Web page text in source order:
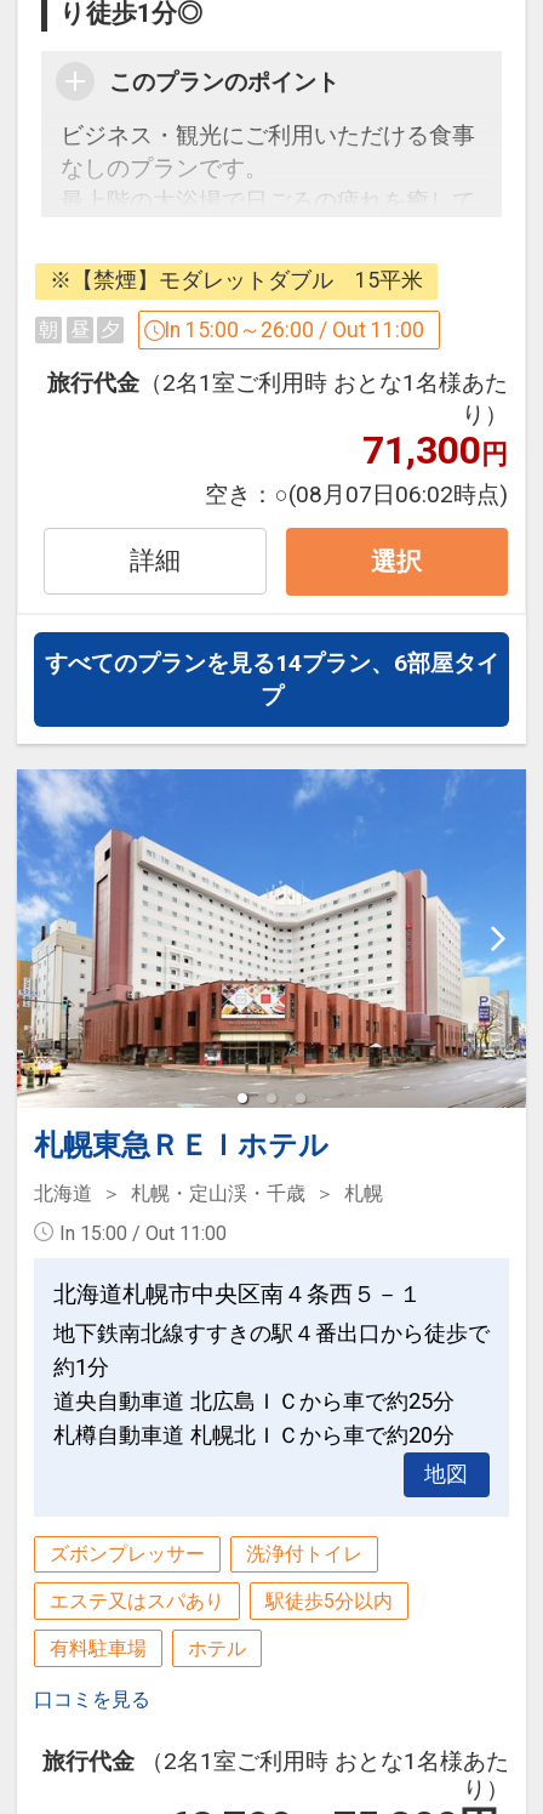
絡）
31日
インターネットコース番号：DP-1-
17163579
り徒歩1分◎
このプランのポイント
ビジネス・観光にご利用いただける食事
なしのプランです。
最上階の大浴場で日ごろの疲れを癒して
■プラン内容
食事なしのシンプルなプランです。
■連泊利用における客室滞在清掃につい
環境保護の取り組みとして、連泊での客
「タオル／バスタオル交換、ごみ回収、
ミネラルウォーター補充」のみの入室し
ない清掃スタイルとさせていただきま
す。
※衛生管理の都合上、4泊ごとに清掃を
させていただきます。（3連泊までの滞
在の場合、入室清掃はいたしません。）
合、追加料金（1室1，500円）にて入室
での清掃を行うことも可能です。
当日午前10時までにフロントにてお申し
付けください。
■大浴場のご案内
≪時間≫午後3時から午前2時／午前6時
から午前10時
※サウナ・露天風呂・ジャグジー等はご
ざいません。
■駐車場のご案内
≪料金≫ホテル立体駐車場1，800円／1
≪時間≫午後12時から翌午後12時まで
≪制限≫車高2m・幅1.8m以内（規格外
は利用不可）
※予約制ではなく先着順のお預かりとな
り、満車時には提携駐車場へのご案内と
なります。
※提携駐車場ご利用時、精算処理がござ
いますので、入庫時に発券されます駐車
■ホテルまでのアクセス
・札幌市営地下鉄「大通」駅「2番出
口」より徒歩1分
・JR札幌駅より徒歩約12分（地下歩行
空間）
あり（停留所：ホテルリソルトリニティ
※【禁煙】モダレットダブル 15平米
朝 昼 夕 In 15:00～26:00 / Out 11:00
旅行代金 （2名1室ご利用時 おとな1名様あた
り）
71,300円
空き： ○(08月07日06:02時点)
詳細 選択
すべてのプランを見る14プラン、6部屋タイ
プ
札幌東急ＲＥＩホテル
北海道 札幌・定山渓・千歳
札幌
In 15:00 / Out 11:00
北海道札幌市中央区南４条西５－１
地下鉄南北線すすきの駅４番出口から徒歩で
約1分
道央自動車道 北広島ＩＣから車で約25分
札樽自動車道 札幌北ＩＣから車で約20分
地図
ズボンプレッサー 洗浄付トイレ
エステ又はスパあり 駅徒歩5分以内
有料駐車場 ホテル
口コミを見る
旅行代金
（2名1室ご利用時 おとな1名様あた
り）